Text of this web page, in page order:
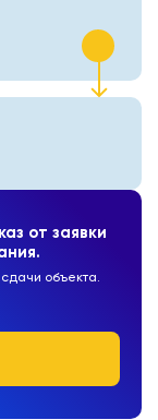
от заявки
объекта.